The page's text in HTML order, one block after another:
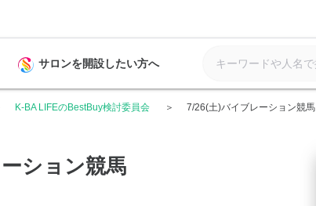
サロンを開設したい方へ
K-BA LIFEのBestBuy検討委員会 7/26(土)バイブレーション競馬
ション競馬